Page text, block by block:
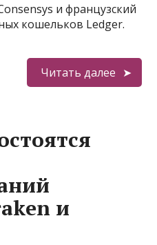
и французский
кошельков Ledger.
Читать далее
и